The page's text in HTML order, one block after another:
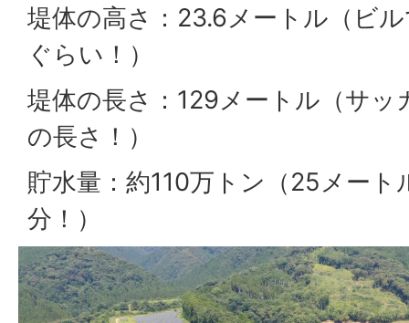
堤体の高さ：23.6メートル（ビ
ぐらい！）
堤体の長さ：129メートル（サ
の長さ！）
貯水量：約110万トン（25メー
分！）